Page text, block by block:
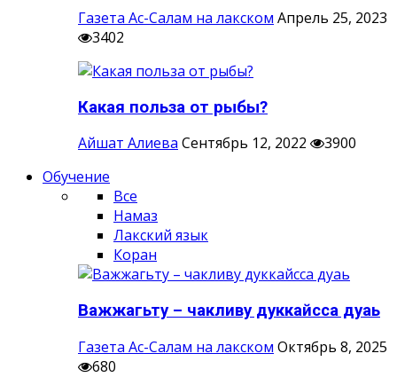
Газета Ас-Салам на лакском Апрель 25, 2023
3402
Какая польза от рыбы?
Айшат Алиева Сентябрь 12, 2022
3900
Обучение
Все
Намаз
Лакский язык
Коран
Важжагьту – чакливу дуккайсса дуаь
Газета Ас-Салам на лакском Октябрь 8, 2025
680